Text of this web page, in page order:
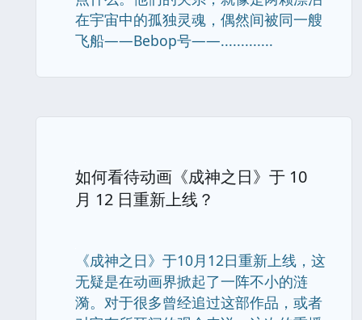
在宇宙中的孤独灵魂，偶然间被同一艘
飞船——Bebop号——.............
如何看待动画《成神之日》于 10
月 12 日重新上线？
《成神之日》于10月12日重新上线，这
无疑是在动画界掀起了一阵不小的涟
漪。对于很多曾经追过这部作品，或者